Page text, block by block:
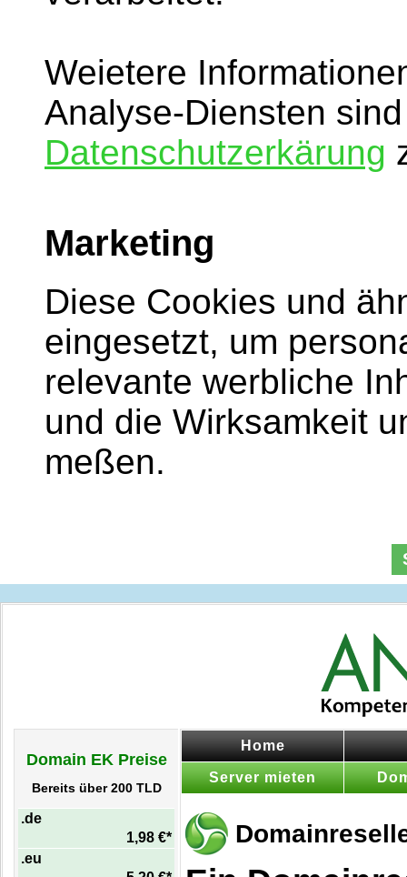
Weietere
Analyse-Diensten
Datenschutzerkärung
Marketing
Diese Cookies und
eingesetzt, um
relevante werbliche
und die Wirksamkeit
meßen.
Domain EK Preise
Bereits über 200 TLD
.de
1,98 €*
.eu
Home
Server mieten